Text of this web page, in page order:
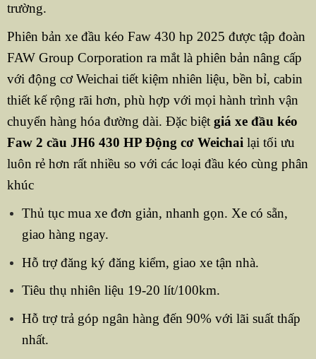
trường.
Phiên bản xe đầu kéo Faw 430 hp 2025 được tập đoàn
FAW Group Corporation ra mắt là phiên bản nâng cấp
với động cơ Weichai tiết kiệm nhiên liệu, bền bỉ, cabin
thiết kế rộng rãi hơn, phù hợp với mọi hành trình vận
chuyển hàng hóa đường dài. Đặc biệtgiá xe đầu kéo
Faw 2 cầu JH6 430 HP Động cơ Weichai lại tối ưu
luôn rẻ hơn rất nhiều so với các loại đầu kéo cùng phân
khúc
Thủ tục mua xe đơn giản, nhanh gọn. Xe có sẵn,
giao hàng ngay.
Hỗ trợ đăng ký đăng kiểm, giao xe tận nhà.
Tiêu thụ nhiên liệu 19-20 lít/100km.
Hỗ trợ trả góp ngân hàng đến 90% với lãi suất thấp
nhất.